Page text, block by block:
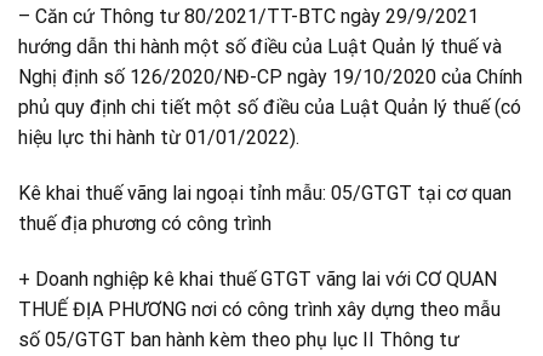
– Căn cứ Thông tư 80/2021/TT-BTC ngày 29/9/2021
hướng dẫn thi hành một số điều của Luật Quản lý thuế và
Nghị định số 126/2020/NĐ-CP ngày 19/10/2020 của Chính
phủ quy định chi tiết một số điều của Luật Quản lý thuế (có
hiệu lực thi hành từ 01/01/2022).
Kê khai thuế vãng lai ngoại tỉnh mẫu: 05/GTGT tại cơ quan
thuế địa phương có công trình
+ Doanh nghiệp kê khai thuế GTGT vãng lai với CƠ QUAN
THUẾ ĐỊA PHƯƠNG nơi có công trình xây dựng theo mẫu
số 05/GTGT ban hành kèm theo phụ lục II Thông tư